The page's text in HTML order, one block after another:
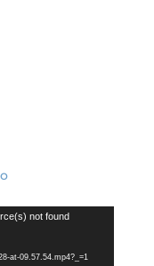
not found
at-09.57.54.mp4?_=1